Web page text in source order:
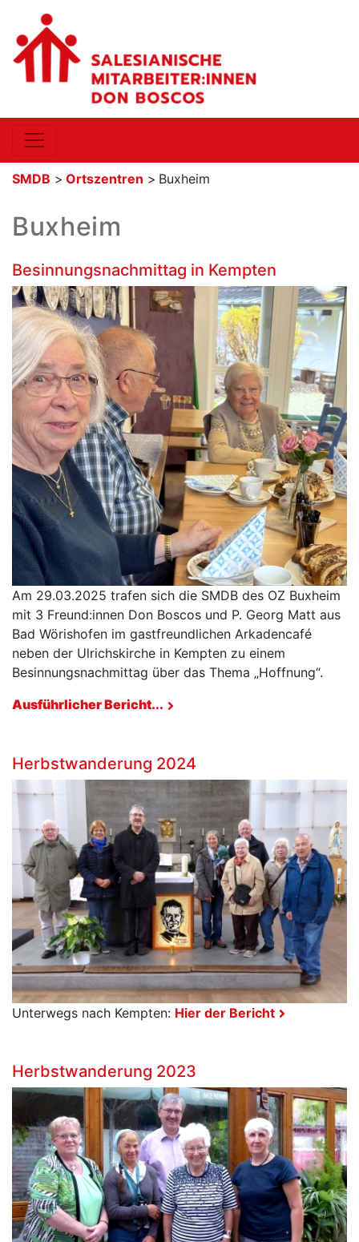
SMDB > Ortszentren > Buxheim
Buxheim
Besinnungsnachmittag in Kempten
Am 29.03.2025 trafen sich die SMDB des OZ Buxheim
mit 3 Freund:innen Don Boscos und P. Georg Matt aus
Bad Wörishofen im gastfreundlichen Arkadencafé
neben der Ulrichskirche in Kempten zu einem
Besinnungsnachmittag über das Thema „Hoffnung“.
Ausführlicher Bericht...
Herbstwanderung 2024
Unterwegs nach Kempten: Hier der Bericht
Herbstwanderung 2023